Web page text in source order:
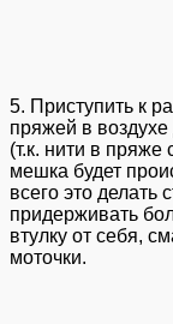
5. Приступить к
пряжей в воздухе
(т.к. нити в
мешка будет
всего это делать
придерживать
втулку от себя,
моточки.